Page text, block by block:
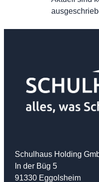
Schulhaus Holding
In der Büg 5
91330 Eggolsheim